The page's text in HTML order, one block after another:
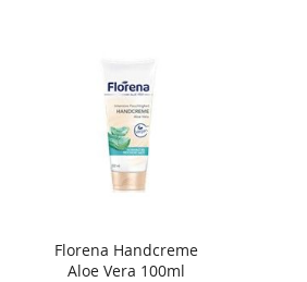
Florena Handcreme
Aloe Vera 100ml